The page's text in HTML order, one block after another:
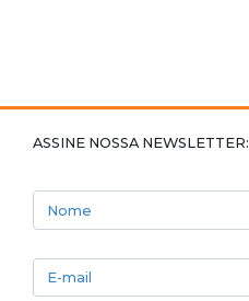
ASSINE NOSSA NEWSLETTER: